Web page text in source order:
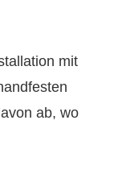
mit
ab, wo